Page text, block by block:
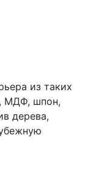
из таких
МДФ, шпон,
дерева,